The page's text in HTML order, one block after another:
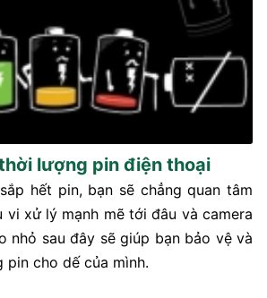
lượng pin điện thoại
hết pin, bạn sẽ chẳng quan tâm
vi xử lý mạnh mẽ tới đâu và camera
nhỏ sau đây sẽ giúp bạn bảo vệ và
cho dế của mình.